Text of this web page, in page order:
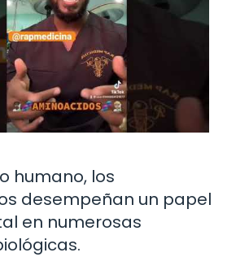
humano, los
desempeñan un papel
en numerosas